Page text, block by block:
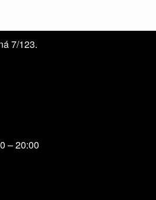
7/123.
– 20:00